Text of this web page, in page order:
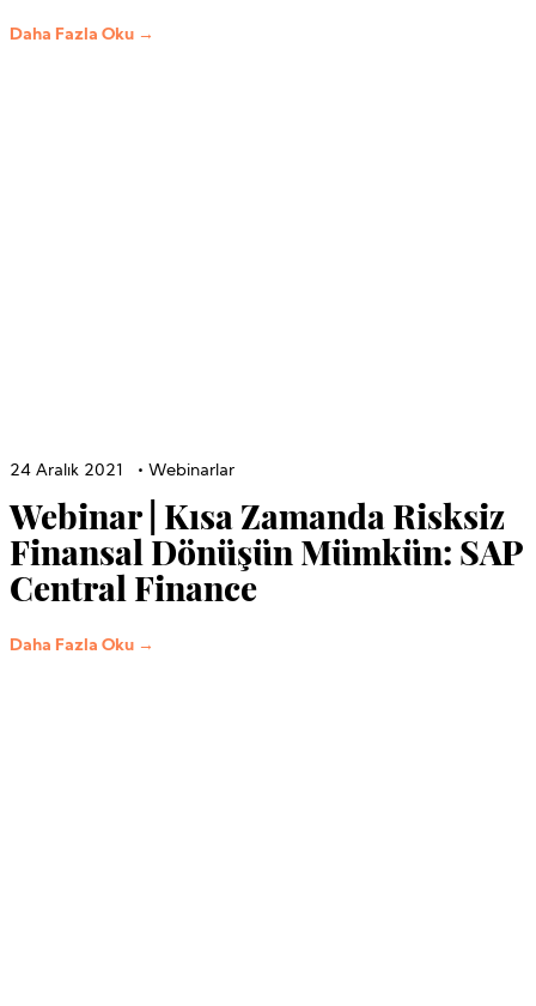
Daha Fazla Oku →
24 Aralık 2021 • Webinarlar
Webinar | Kısa Zamanda Risksiz
Finansal Dönüşün Mümkün: SAP
Central Finance
Daha Fazla Oku →